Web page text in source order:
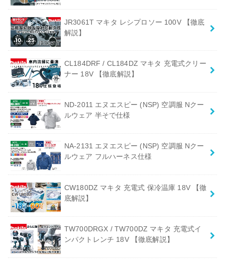
JR3061T マキタ レシプロソー 100V 【徹底
解説】
CL184DRF / CL184DZ マキタ 充電式クリー
ナー 18V 【徹底解説】
ND-2011 エヌエスピー (NSP) 空調服 Nクー
ルウェア 半そで仕様
NA-2131 エヌエスピー (NSP) 空調服 Nクー
ルウェア フルハーネス仕様
CW180DZ マキタ 充電式 保冷温庫 18V 【徹
底解説】
TW700DRGX / TW700DZ マキタ 充電式イ
ンパクトレンチ 18V 【徹底解説】